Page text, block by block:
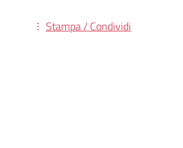
Stampa / Condividi